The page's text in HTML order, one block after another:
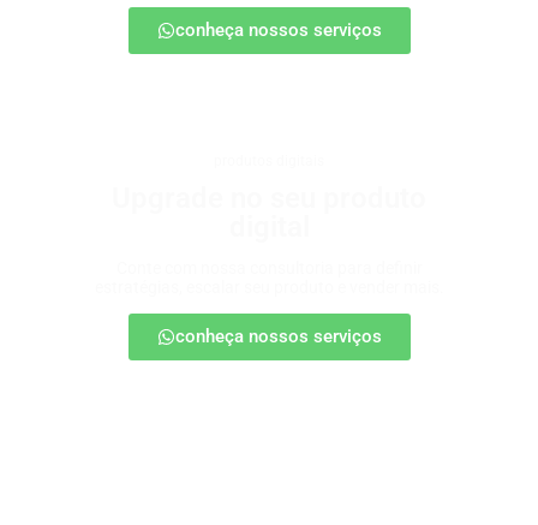
conheça nossos serviços
conheça nossos serviços